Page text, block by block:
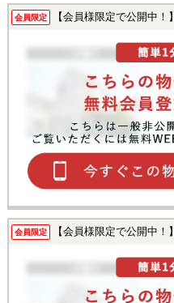
会員限定 【会員様限定で公開中！】
会員限定 【会員様限定で公開中！】